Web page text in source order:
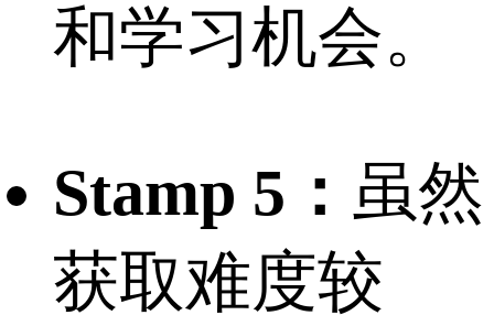
和学习机会。
Stamp 5： 虽然
获取难度较